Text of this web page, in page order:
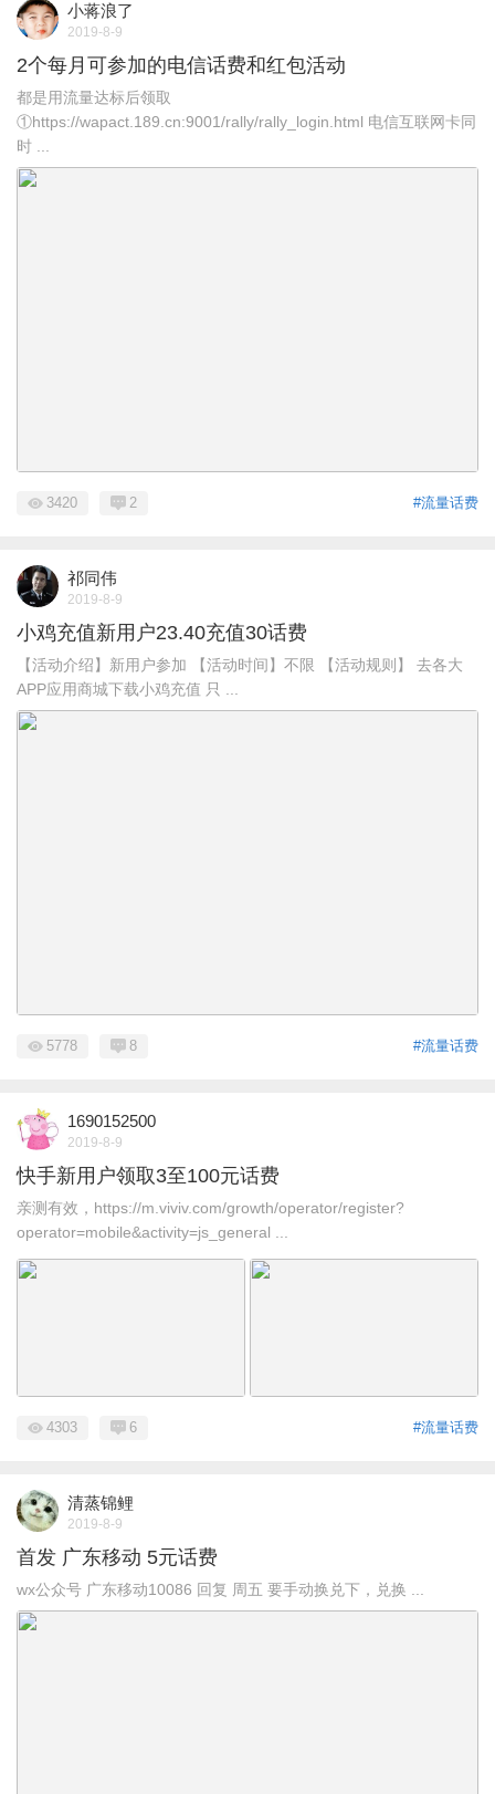
小蒋浪了
2019-8-9
2个每月可参加的电信话费和红包活动
都是用流量达标后领取
①https://wapact.189.cn:9001/rally/rally_login.html 电信互联网卡同
时 ...
#流量话费
3420 2
祁同伟
2019-8-9
小鸡充值新用户23.40充值30话费
【活动介绍】新用户参加 【活动时间】不限 【活动规则】 去各大
APP应用商城下载小鸡充值 只 ...
#流量话费
5778 8
1690152500
2019-8-9
快手新用户领取3至100元话费
亲测有效，https://m.viviv.com/growth/operator/register?
operator=mobile&activity=js_general ...
#流量话费
4303 6
清蒸锦鲤
2019-8-9
首发 广东移动 5元话费
wx公众号 广东移动10086 回复 周五 要手动换兑下，兑换 ...